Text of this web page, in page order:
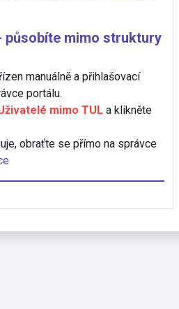
působíte mimo struktury
manuálně a přihlašovací
portálu.
mimo TULa klikněte
obraťte se přímo na správce